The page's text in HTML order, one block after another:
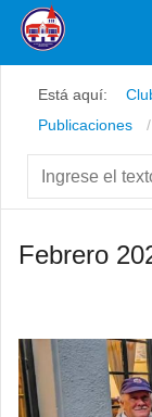
Está aquí:
Publicaciones
Febrero